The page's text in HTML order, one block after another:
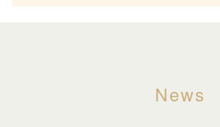
News